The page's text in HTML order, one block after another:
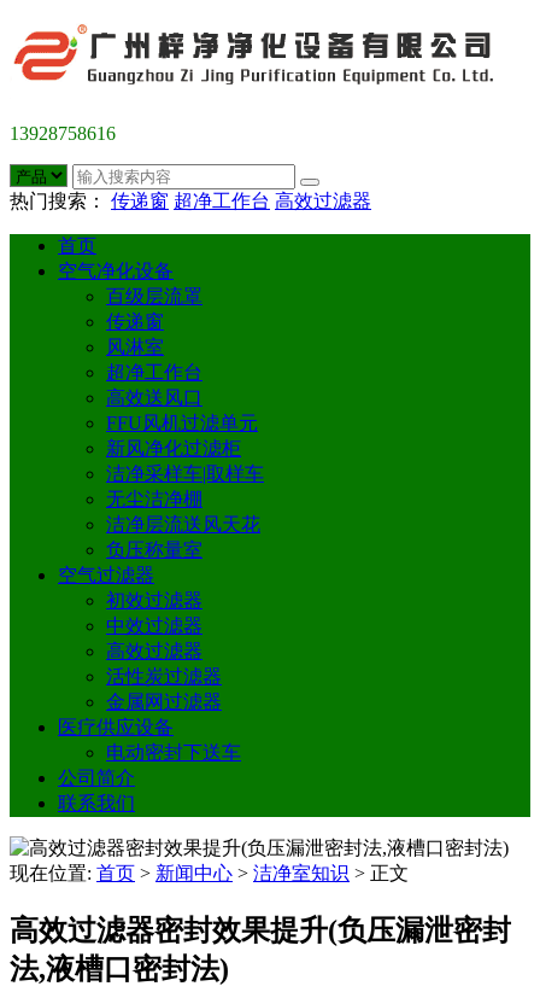
13928758616
热门搜索： 传递窗 超净工作台 高效过滤器
首页
空气净化设备
百级层流罩
传递窗
风淋室
超净工作台
高效送风口
FFU风机过滤单元
新风净化过滤柜
洁净采样车|取样车
无尘洁净棚
洁净层流送风天花
负压称量室
空气过滤器
初效过滤器
中效过滤器
高效过滤器
活性炭过滤器
金属网过滤器
医疗供应设备
电动密封下送车
公司简介
联系我们
现在位置: 首页 > 新闻中心 > 洁净室知识 > 正文
高效过滤器密封效果提升(负压漏泄密封
法,液槽口密封法)